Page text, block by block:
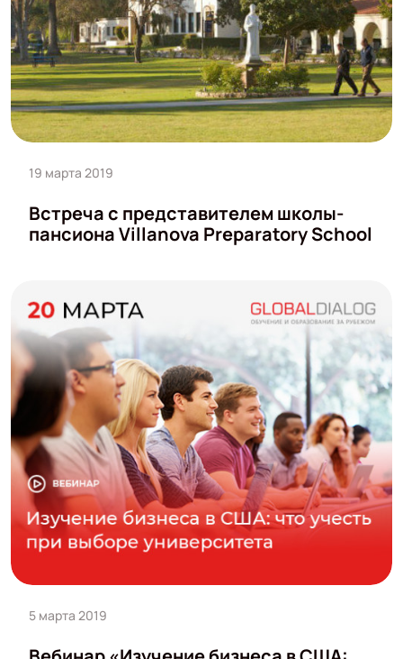
19 марта 2019
Встреча с представителем школы-
пансиона Villanova Preparatory School
5 марта 2019